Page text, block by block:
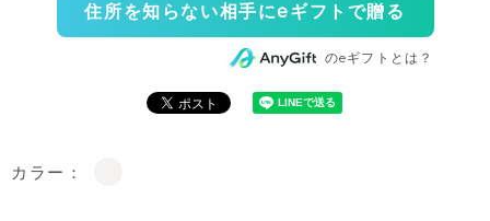
住所を知らない相手にeギフトで贈る
のeギフトとは？
カラー：